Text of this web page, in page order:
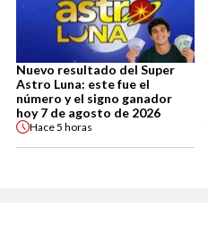
Nuevo resultado del Super
Astro Luna: este fue el
número y el signo ganador
hoy 7 de agosto de 2026
Hace5 horas